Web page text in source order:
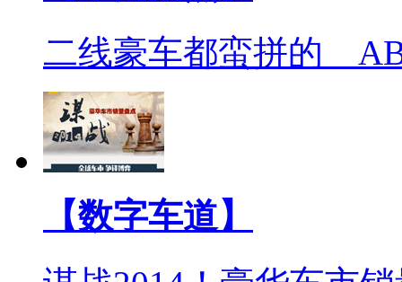
二线豪车都蛮拼的
【数字车道】